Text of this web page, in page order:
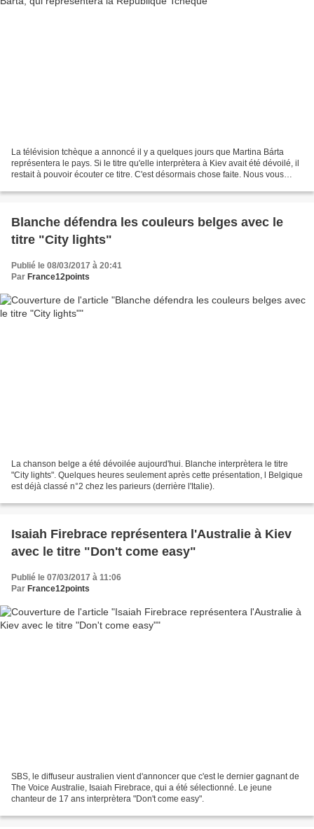
La télévision tchèque a annoncé il y a quelques jours que Martina Bárta
représentera le pays. Si le titre qu'elle interprètera à Kiev avait été dévoilé, il
restait à pouvoir écouter ce titre. C'est désormais chose faite. Nous vous
Blanche défendra les couleurs belges avec le
titre "City lights"
Publié le 08/03/2017 à 20:41
Par France12points
La chanson belge a été dévoilée aujourd'hui. Blanche interprètera le titre
"City lights". Quelques heures seulement après cette présentation, l Belgique
est déjà classé n°2 chez les parieurs (derrière l'Italie).
Isaiah Firebrace représentera l'Australie à Kiev
avec le titre "Don't come easy"
Publié le 07/03/2017 à 11:06
Par France12points
SBS, le diffuseur australien vient d'annoncer que c'est le dernier gagnant de
The Voice Australie, Isaiah Firebrace, qui a été sélectionné. Le jeune
chanteur de 17 ans interprètera "Don't come easy".